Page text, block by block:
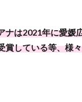
ナは2021年に愛媛
賞している等、様